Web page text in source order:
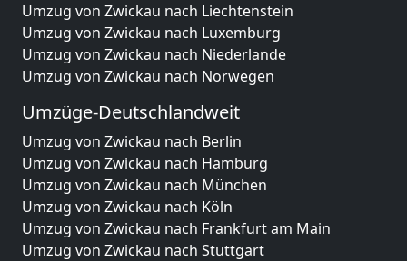
Umzug von Zwickau nach Liechtenstein
Umzug von Zwickau nach Luxemburg
Umzug von Zwickau nach Niederlande
Umzug von Zwickau nach Norwegen
Umzüge-Deutschlandweit
Umzug von Zwickau nach Berlin
Umzug von Zwickau nach Hamburg
Umzug von Zwickau nach München
Umzug von Zwickau nach Köln
Umzug von Zwickau nach Frankfurt am Main
Umzug von Zwickau nach Stuttgart